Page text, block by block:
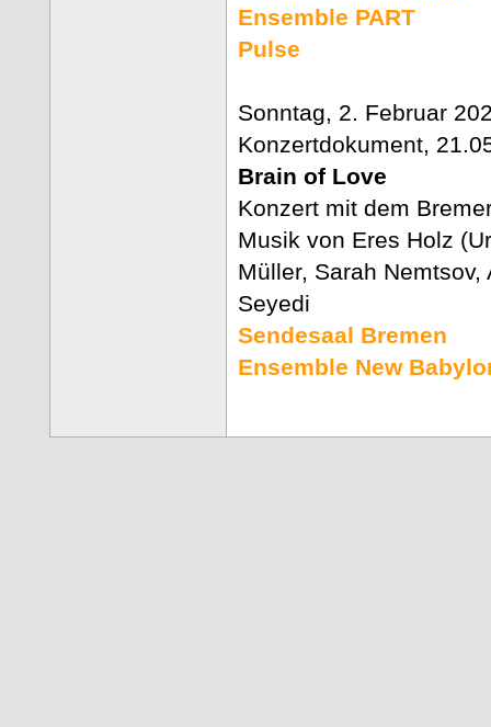
Ensemble PART
Pulse
Sonntag, 2. Februar
Konzertdokument,
Brain of Love
Konzert mit dem
Musik von Eres Holz
Müller, Sarah
Seyedi
Sendesaal Bremen
Ensemble New